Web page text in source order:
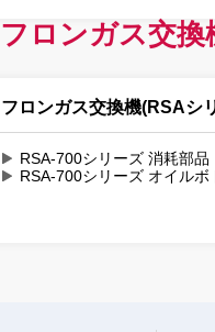
フロンガス交換
フロンガス交換機(RSAシ
RSA-700シリーズ 消耗部品
RSA-700シリーズ オイルボ